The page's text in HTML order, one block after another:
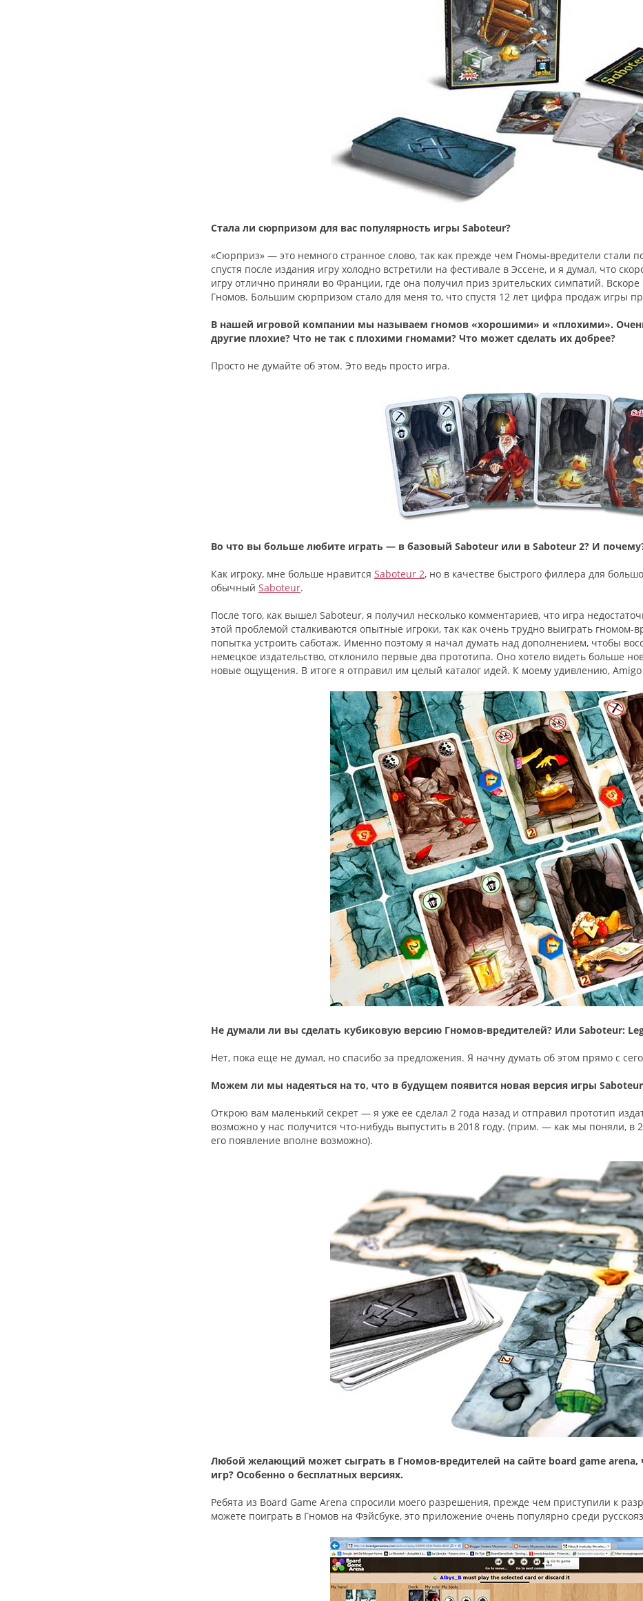
Стала ли сюрпризом для вас популярность игры Saboteur?
«Сюрприз» — это немного странное слово, так как прежде чем Гномы-вредители стали
спустя после издания игру холодно встретили на фестивале в Эссене, и я думал, что
игру отлично приняли во Франции, где она получил приз зрительских симпатий.
Гномов. Большим сюрпризом стало для меня то, что спустя 12 лет цифра продаж игры
В нашей игровой компании мы называем гномов «хорошими» и «плохими».
другие плохие? Что не так с плохими гномами? Что может сделать их добрее?
Просто не думайте об этом. Это ведь просто игра.
Во что вы больше любите играть — в базовый Saboteur или в Saboteur 2? И
Как игроку, мне больше нравится Saboteur 2, но в качестве быстрого филлера для
обычный Saboteur.
После того, как вышел Saboteur, я получил несколько комментариев, что игра
этой проблемой сталкиваются опытные игроки, так как очень трудно выиграть гномом-
попытка устроить саботаж. Именно поэтому я начал думать над дополнением, чтобы
немецкое издательство, отклонило первые два прототипа. Оно хотело видеть больше
новые ощущения. В итоге я отправил им целый каталог идей. К моему удивлению,
Не думали ли вы сделать кубиковую версию Гномов-вредителей? Или Saboteur:
Нет, пока еще не думал, но спасибо за предложения. Я начну думать об этом прямо с
Можем ли мы надеяться на то, что в будущем появится новая версия игры
Открою вам маленький секрет — я уже ее сделал 2 года назад и отправил прототип
возможно у нас получится что-нибудь выпустить в 2018 году. (прим. — как мы поняли, в
его появление вполне возможно).
Любой желающий может сыграть в Гномов-вредителей на сайте board game
игр? Особенно о бесплатных версиях.
Ребята из Board Game Arena спросили моего разрешения, прежде чем приступили к
можете поиграть в Гномов на Фэйсбуке, это приложение очень популярно среди